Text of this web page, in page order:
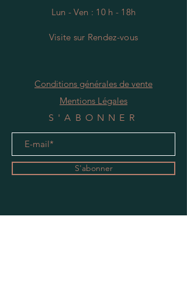
Lun - Ven : 10 h - 18h
Visite sur Rendez-vous
Conditions générales de vente
Mentions Légales
S'ABONNER
S'abonner